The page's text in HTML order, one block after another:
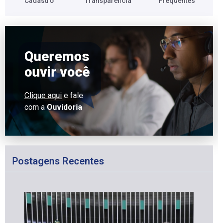
Queremos
ouvir você
Clique aqui e fale
com a Ouvidoria
Postagens Recentes